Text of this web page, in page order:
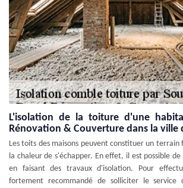
L'isolation de la toiture d'une
Rénovation & Couverture dans la ville
Les toits des maisons peuvent constituer un terrain
la chaleur de s'échapper. En effet, il est possible
en faisant des travaux d'isolation. Pour
fortement recommandé de solliciter le service